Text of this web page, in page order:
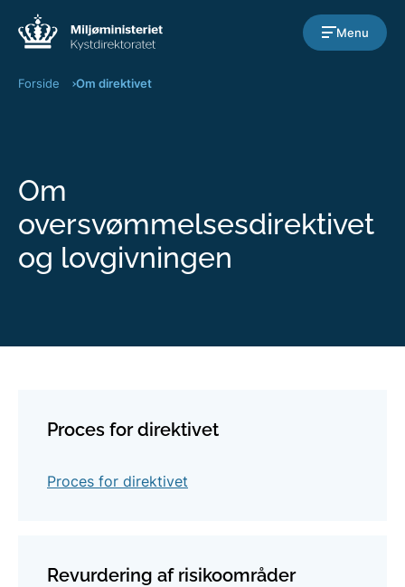
Menu
Forside Om direktivet
Om
oversvømmelsesdirektivet
og lovgivningen
Proces for direktivet
Proces for direktivet
Revurdering af risikoområder